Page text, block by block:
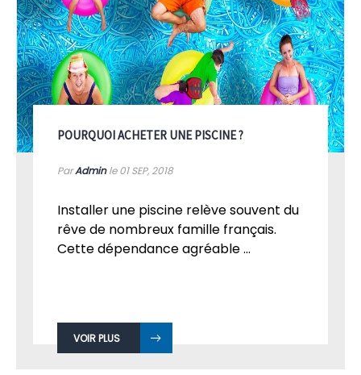
POURQUOI ACHETER UNE PISCINE ?
ParAdminle 01SEP, 2018
Installer une piscine relève souvent du
rêve de nombreux famille français.
Cette dépendance agréable ...
VOIR PLUS